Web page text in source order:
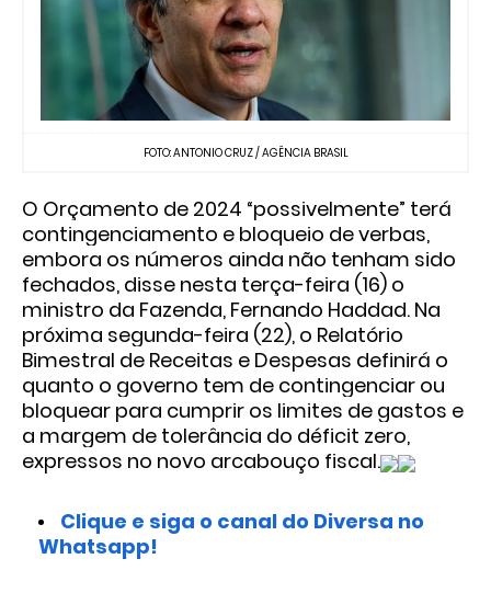
FOTO: ANTONIO CRUZ / AGÊNCIA BRASIL
O Orçamento de 2024 “possivelmente” terá
contingenciamento e bloqueio de verbas,
embora os números ainda não tenham sido
fechados, disse nesta terça-feira (16) o
ministro da Fazenda, Fernando Haddad. Na
próxima segunda-feira (22), o Relatório
Bimestral de Receitas e Despesas definirá o
quanto o governo tem de contingenciar ou
bloquear para cumprir os limites de gastos e
a margem de tolerância do déficit zero,
expressos no novo arcabouço fiscal.
Clique e siga o canal do Diversa no
Whatsapp!